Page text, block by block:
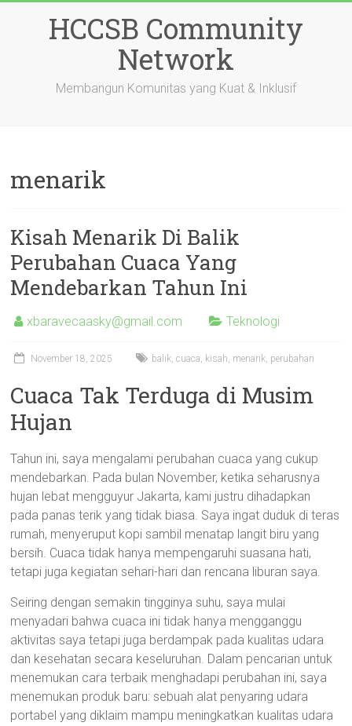
HCCSB Community
Network
Membangun Komunitas yang Kuat & Inklusif
menarik
Kisah Menarik Di Balik
Perubahan Cuaca Yang
Mendebarkan Tahun Ini
xbaravecaasky@gmail.com Teknologi
November 18, 2025 balik,cuaca, kisah, menarik, perubahan
Cuaca Tak Terduga di Musim
Hujan
Tahun ini, saya mengalami perubahan cuaca yang cukup
mendebarkan. Pada bulan November, ketika seharusnya
hujan lebat mengguyur Jakarta, kami justru dihadapkan
pada panas terik yang tidak biasa. Saya ingat duduk di teras
rumah, menyeruput kopi sambil menatap langit biru yang
bersih. Cuaca tidak hanya mempengaruhi suasana hati,
tetapi juga kegiatan sehari-hari dan rencana liburan saya.
Seiring dengan semakin tingginya suhu, saya mulai
menyadari bahwa cuaca ini tidak hanya mengganggu
aktivitas saya tetapi juga berdampak pada kualitas udara
dan kesehatan secara keseluruhan. Dalam pencarian untuk
menemukan cara terbaik menghadapi perubahan ini, saya
menemukan produk baru: sebuah alat penyaring udara
portabel yang diklaim mampu meningkatkan kualitas udara